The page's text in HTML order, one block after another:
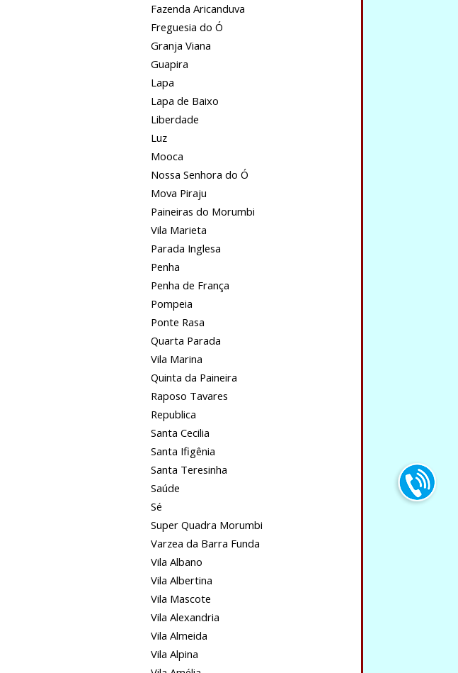
Fazenda Aricanduva
Freguesia do Ó
Granja Viana
Guapira
Lapa
Lapa de Baixo
Liberdade
Luz
Mooca
Nossa Senhora do Ó
Mova Piraju
Paineiras do Morumbi
Vila Marieta
Parada Inglesa
Penha
Penha de França
Pompeia
Ponte Rasa
Quarta Parada
Vila Marina
Quinta da Paineira
Raposo Tavares
Republica
Santa Cecilia
Santa Ifigênia
Santa Teresinha
Saúde
Sé
Super Quadra Morumbi
Varzea da Barra Funda
Vila Albano
Vila Albertina
Vila Mascote
Vila Alexandria
Vila Almeida
Vila Alpina